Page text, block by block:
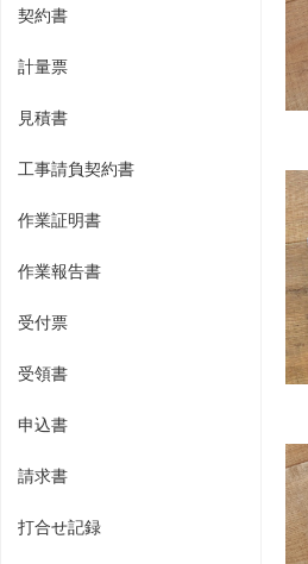
契約書
計量票
見積書
工事請負契約書
作業証明書
作業報告書
受付票
受領書
申込書
請求書
打合せ記録